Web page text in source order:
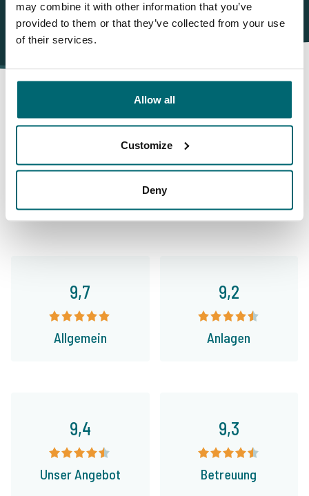
may combine it with other information that you’ve
provided to them or that they’ve collected from your use
of their services.
Allow all
Customize
Deny
Darum buchen Sie bei The
Carp Specialist
haben uns bereits bewertet
9,7
Allgemein
9,2
Anlagen
9,4
Unser Angebot
9,3
Betreuung